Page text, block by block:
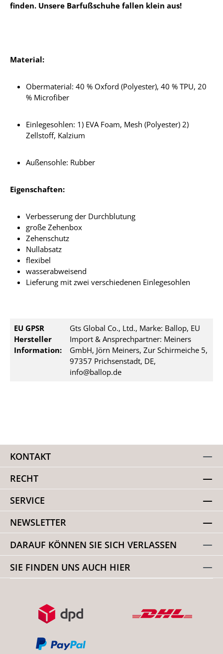
finden. Unsere Barfußschuhe fallen klein aus!
Material:
Obermaterial: 40 % Oxford (Polyester), 40 % TPU, 20
% Microfiber
Einlegesohlen: 1) EVA Foam, Mesh (Polyester) 2)
Zellstoff, Kalzium
Außensohle: Rubber
Eigenschaften:
Verbesserung der Durchblutung
große Zehenbox
Zehenschutz
Nullabsatz
flexibel
wasserabweisend
Lieferung mit zwei verschiedenen Einlegesohlen
EU GPSR
Hersteller
Information:
Gts Global Co., Ltd., Marke: Ballop, EU
Import & Ansprechpartner: Meiners
GmbH, Jörn Meiners, Zur Schirmeiche 5,
97357 Prichsenstadt, DE,
info@ballop.de
KONTAKT
RECHT
SERVICE
NEWSLETTER
DARAUF KÖNNEN SIE SICH VERLASSEN
SIE FINDEN UNS AUCH HIER